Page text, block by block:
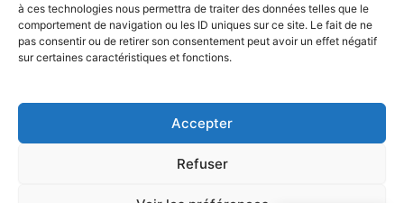
à ces technologies nous permettra de traiter des données telles que le
comportement de navigation ou les ID uniques sur ce site. Le fait de ne
pas consentir ou de retirer son consentement peut avoir un effet négatif
sur certaines caractéristiques et fonctions.
Accepter
Refuser